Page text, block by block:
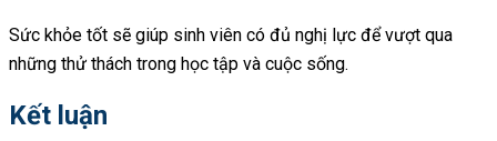
Sức khỏe tốt sẽ giúp sinh viên có đủ nghị lực để vượt qua
những thử thách trong học tập và cuộc sống.
Kết luận